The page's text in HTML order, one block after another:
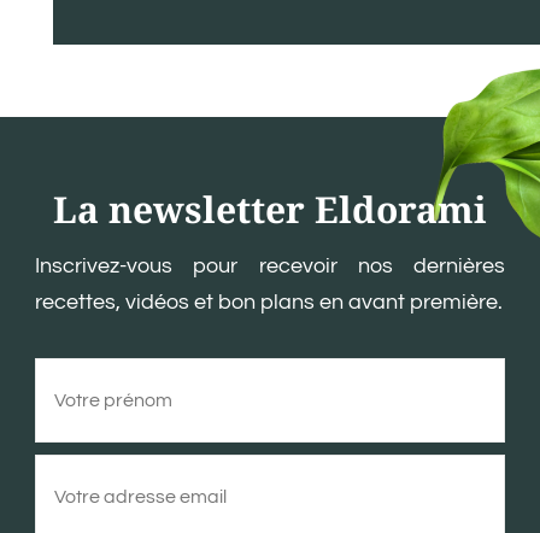
La newsletter Eldorami
Inscrivez-vous pour recevoir nos dernières
recettes, vidéos et bon plans en avant première.